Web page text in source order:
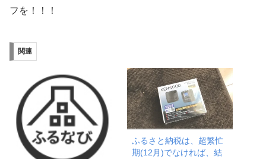
フを！！！
関連
ふるさと納税は、超繁忙
期(12月)でなければ、結